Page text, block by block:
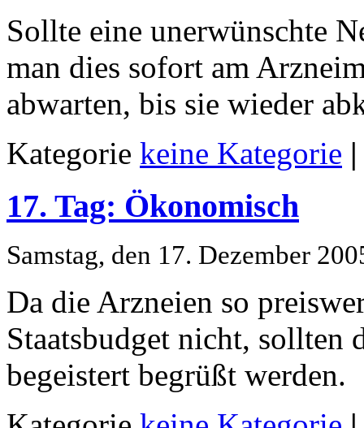
Sollte eine unerwünschte
man dies sofort am
abwarten, bis sie wieder
Kategorie keine Kategorie |
17. Tag: Ökonomisch
Samstag, den 17. Dezember
Da die Arzneien so
Staatsbudget nicht, sollten
begeistert begrüßt werden.